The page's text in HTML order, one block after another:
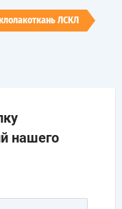
ЛСКЛ
нашего